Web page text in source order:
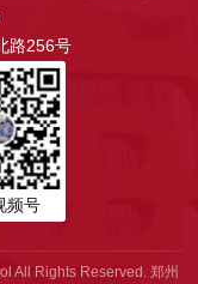
路256号
频号
All Rights Reserved. 郑州